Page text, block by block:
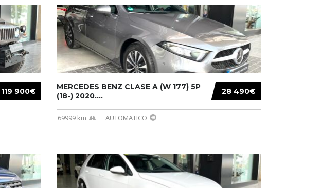
119 900€ 28 490€
MERCEDES BENZ CLASE A (W 177) 5P
(18-) 2020....
69999 km AUTOMATICO